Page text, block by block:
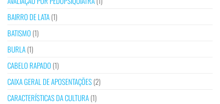
BAIRRO DE LATA(1)
BATISMO (1)
BURLA(1)
CABELO RAPADO (1)
CAIXA GERAL DE APOSENTAÇÕES(2)
CARACTERÍSTICAS DA CULTURA(1)